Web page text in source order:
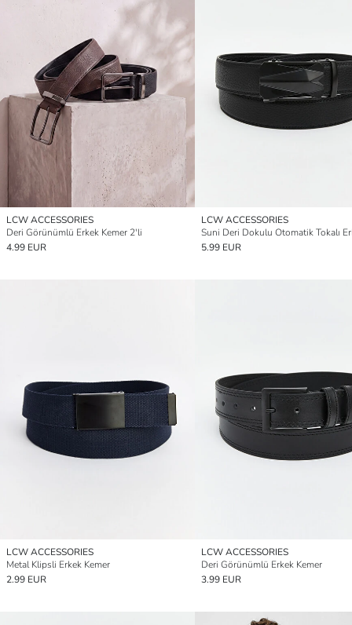
LCW ACCESSORIES
Deri Görünümlü Erkek Kemer 2'li
4.99 EUR
LCW ACCESSORIES
5.99 EUR
LCW ACCESSORIES
Metal Klipsli Erkek Kemer
2.99 EUR
LCW ACCESSORIES
Deri Görünümlü Erkek Kemer
3.99 EUR